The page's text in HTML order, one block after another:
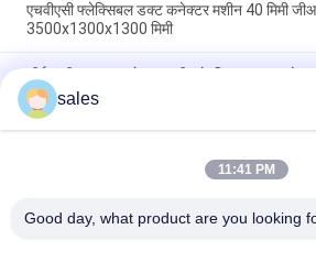
एचवीएसी फ्लेक्सिबल डक्ट कनेक्टर मशीन 40 मिमी
3500x1300x1300 मिमी
फ्लेक्सिबल डक्ट कनेक्टर प्रोडक्शन ऑटो लाइन, एयर
लोकप्रिय श्रेणियां
sales
11:41 PM
Good day, what product are you looking